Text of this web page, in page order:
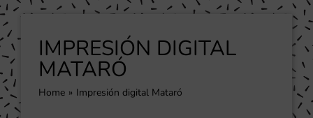
Servicios
Productos
Trabajos
Blog
IMPRESIÓN DIGITAL
MATARÓ
Home Impresión digital Mataró